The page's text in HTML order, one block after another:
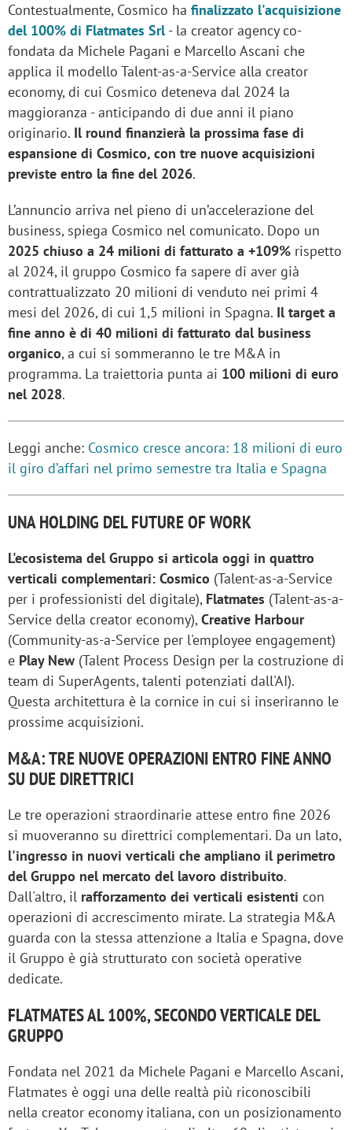
Contestualmente, Cosmico ha finalizzato l'acquisizione
del 100% di Flatmates Srl- la creator agency co-
fondata da Michele Pagani e Marcello Ascani che
applica il modello Talent-as-a-Service alla creator
economy, di cui Cosmico deteneva dal 2024 la
maggioranza - anticipando di due anni il piano
originario. Il round finanzierà la prossima fase di
espansione di Cosmico, con tre nuove acquisizioni
previste entro la fine del 2026.
L’annuncio arriva nel pieno di un’accelerazione del
business, spiega Cosmico nel comunicato. Dopo un
2025 chiuso a 24 milioni di fatturato a +109% rispetto
al 2024, il gruppo Cosmico fa sapere di aver già
contrattualizzato 20 milioni di venduto nei primi 4
mesi del 2026, di cui 1,5 milioni in Spagna. Il target a
fine anno è di 40 milioni di fatturato dal business
organico, a cui si sommeranno le tre M&A in
programma. La traiettoria punta ai 100 milioni di euro
nel 2028.
Leggi anche: Cosmico cresce ancora: 18 milioni di euro
il giro d’affari nel primo semestre tra Italia e Spagna
UNA HOLDING DEL FUTURE OF WORK
L'ecosistema del Gruppo si articola oggi in quattro
verticali complementari: Cosmico (Talent-as-a-Service
per i professionisti del digitale), Flatmates (Talent-as-a-
Service della creator economy),Creative Harbour
(Community-as-a-Service per l'employee engagement)
e Play New (Talent Process Design per la costruzione di
team di SuperAgents, talenti potenziati dall'AI).
Questa architettura è la cornice in cui si inseriranno le
prossime acquisizioni.
M&A: TRE NUOVE OPERAZIONI ENTRO FINE ANNO
SU DUE DIRETTRICI
Le tre operazioni straordinarie attese entro fine 2026
si muoveranno su direttrici complementari. Da un lato,
l'ingresso in nuovi verticali che ampliano il perimetro
del Gruppo nel mercato del lavoro distribuito.
Dall'altro, il rafforzamento dei verticali esistenti con
operazioni di accrescimento mirate. La strategia M&A
guarda con la stessa attenzione a Italia e Spagna, dove
il Gruppo è già strutturato con società operative
dedicate.
FLATMATES AL 100%, SECONDO VERTICALE DEL
GRUPPO
Fondata nel 2021 da Michele Pagani e Marcello Ascani,
Flatmates è oggi una delle realtà più riconoscibili
nella creator economy italiana, con un posizionamento